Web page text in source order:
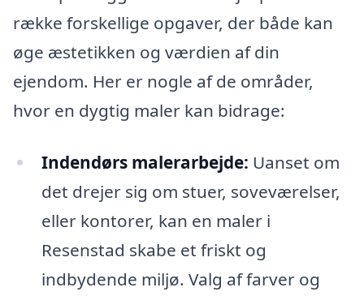
række forskellige opgaver, der både kan
øge æstetikken og værdien af din
ejendom. Her er nogle af de områder,
hvor en dygtig maler kan bidrage:
Indendørs malerarbejde: Uanset om
det drejer sig om stuer, soveværelser,
eller kontorer, kan en maler i
Resenstad skabe et friskt og
indbydende miljø. Valg af farver og